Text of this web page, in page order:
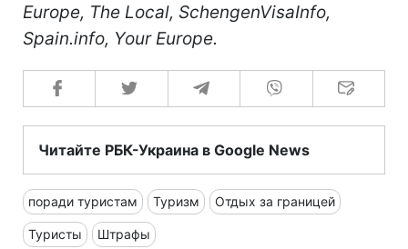
Europe, The Local, SchengenVisaInfo,
Spain.info, Your Europe.
Читайте РБК-Украина в Google News
поради туристам Туризм Отдых за границей
Туристы Штрафы